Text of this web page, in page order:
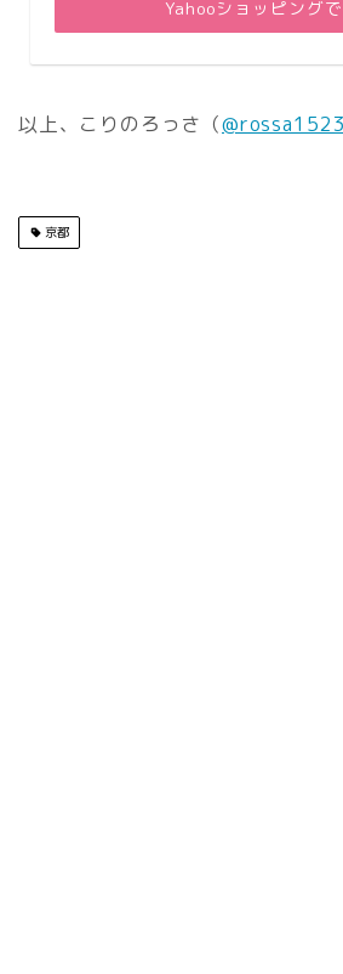
Yahooショッピング
以上、こりのろっさ（@rossa1523
京都